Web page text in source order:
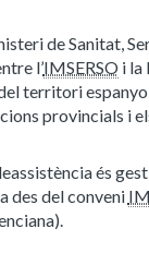
de Sanitat,
l’IMSERSOi la
territori
provincials i
és
des del conveni